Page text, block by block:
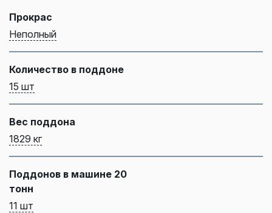
Прокрас
Неполный
Количество в поддоне
15 шт
Вес поддона
1829 кг
Поддонов в машине 20
тонн
11 шт